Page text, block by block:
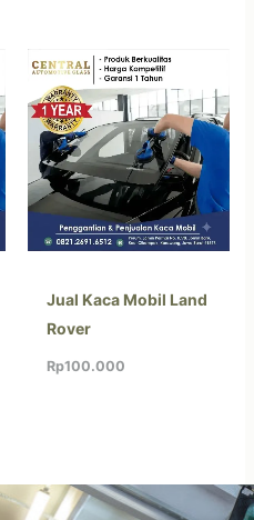
Jual Kaca Mobil Land
Rover
Rp100.000